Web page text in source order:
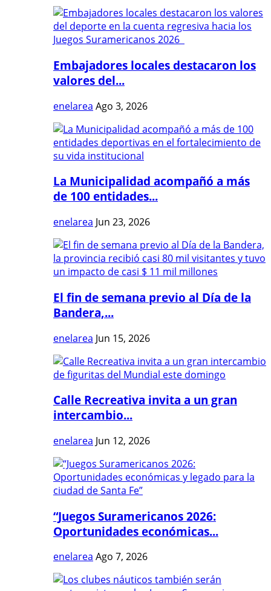
Embajadores locales destacaron los
valores del...
enelarea Ago 3, 2026
La Municipalidad acompañó a más
de 100 entidades...
enelarea Jun 23, 2026
El fin de semana previo al Día de la
Bandera,...
enelarea Jun 15, 2026
Calle Recreativa invita a un gran
intercambio...
enelarea Jun 12, 2026
“Juegos Suramericanos 2026:
Oportunidades económicas...
enelarea Ago 7, 2026